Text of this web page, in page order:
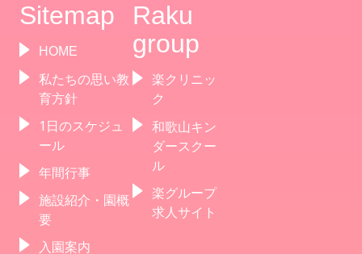
Sitemap
HOME
私たちの思い教
育方針
1日のスケジュ
ール
年間行事
施設紹介・園概
要
入園案内
Raku
group
楽クリニッ
ク
和歌山キン
ダースクー
ル
楽グループ
求人サイト